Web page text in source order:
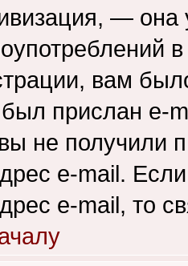
—
вам
прислан e-
не получили
e-mail.
e-mail, то